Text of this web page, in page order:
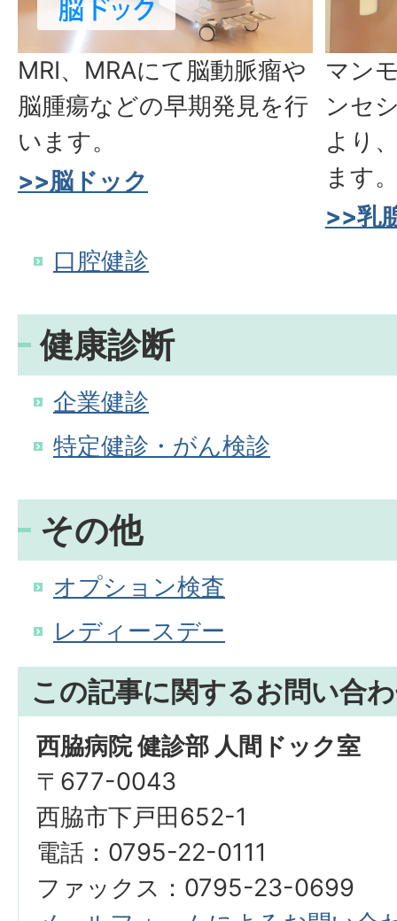
MRI、MRAにて脳動脈瘤や
脳腫瘍などの早期発見を行
います。
>>脳ドック
マン
ンセ
より
ます
>>乳
口腔健診
健康診断
企業健診
特定健診・がん検診
その他
オプション検査
レディースデー
この記事に関するお問い合
西脇病院 健診部 人間ドック室
〒677-0043
西脇市下戸田652-1
電話：0795-22-0111
ファックス：0795-23-0699